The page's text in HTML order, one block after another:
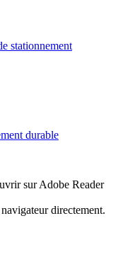
stationnement
durable
sur Adobe Reader
directement.